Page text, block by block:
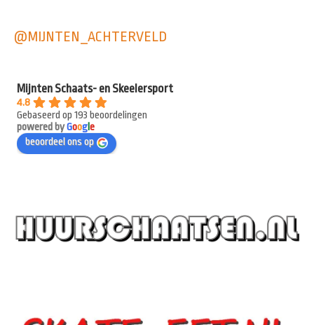
@MIJNTEN_ACHTERVELD
Mijnten Schaats- en Skeelersport
4.8
Gebaseerd op 193 beoordelingen
powered byGoogle
beoordeel ons op